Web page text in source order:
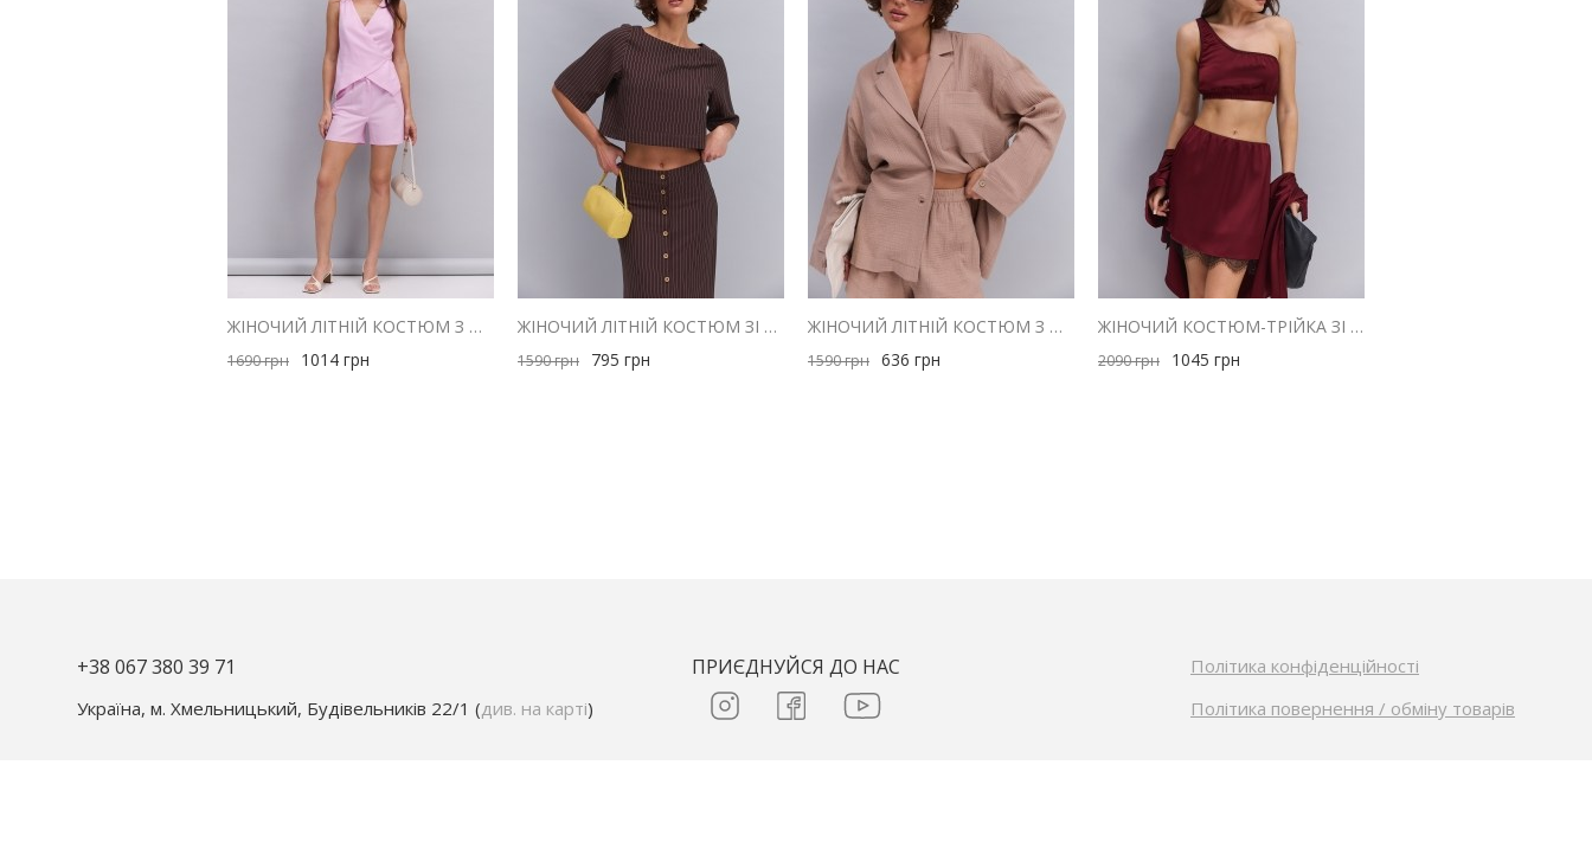
ЖІНОЧИЙ ЛІТНІЙ КОСТЮМ З ШОРТАМИ І ЖИЛЕТОМ З ЛЬОНУ РОЖЕВИЙ
1690грн 1014 грн
ЖІНОЧИЙ ЛІТНІЙ КОСТЮМ ЗІ СПІДНИЦЕЮ І ТОПОМ ШОКОЛАДНИЙ В СМУЖКУ
1590грн 795 грн
ЖІНОЧИЙ ЛІТНІЙ КОСТЮМ З ШОРТАМИ ТА СОРОЧКОЮ З МУСЛІНУ ШОКОЛАДНИЙ
1590грн 636 грн
ЖІНОЧИЙ КОСТЮМ-ТРІЙКА ЗІ СПІДНИЦЕЮ САТИНОВИЙ БОРДОВОГО КОЛЬОРУ
2090грн 1045 грн
+38 067 380 39 71
Україна, м. Хмельницький, Будівельників 22/1 (див. на карті)
ПРИЄДНУЙСЯ ДО НАС
Політика конфіденційності
Політика повернення / обміну товарів